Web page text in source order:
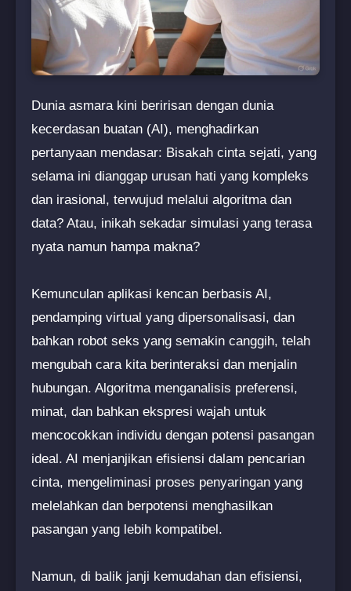
Dunia asmara kini beririsan dengan dunia
kecerdasan buatan (AI), menghadirkan
pertanyaan mendasar: Bisakah cinta sejati, yang
selama ini dianggap urusan hati yang kompleks
dan irasional, terwujud melalui algoritma dan
data? Atau, inikah sekadar simulasi yang terasa
nyata namun hampa makna?
Kemunculan aplikasi kencan berbasis AI,
pendamping virtual yang dipersonalisasi, dan
bahkan robot seks yang semakin canggih, telah
mengubah cara kita berinteraksi dan menjalin
hubungan. Algoritma menganalisis preferensi,
minat, dan bahkan ekspresi wajah untuk
mencocokkan individu dengan potensi pasangan
ideal. AI menjanjikan efisiensi dalam pencarian
cinta, mengeliminasi proses penyaringan yang
melelahkan dan berpotensi menghasilkan
pasangan yang lebih kompatibel.
Namun, di balik janji kemudahan dan efisiensi,